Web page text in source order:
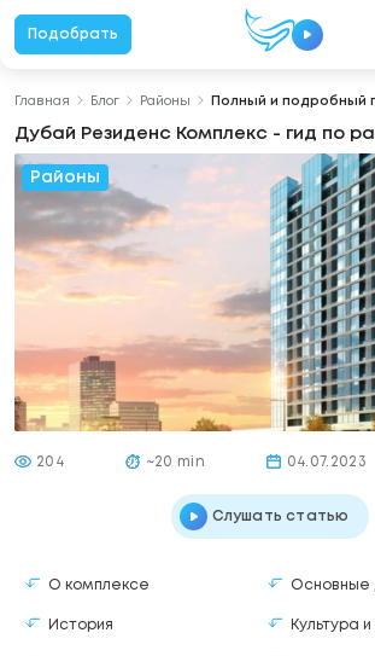
Подобрать
Главная Блог Районы
Дубай Резиденс Комплекс - гид по
Районы
Слушать статью
204 ~20 min 04.07.2023
О комплексе
История
Основные
Культура